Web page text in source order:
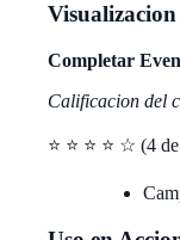
Visualizacion
Completar
Calificacion del
⭐ ⭐ ⭐ ⭐ ☆ (4